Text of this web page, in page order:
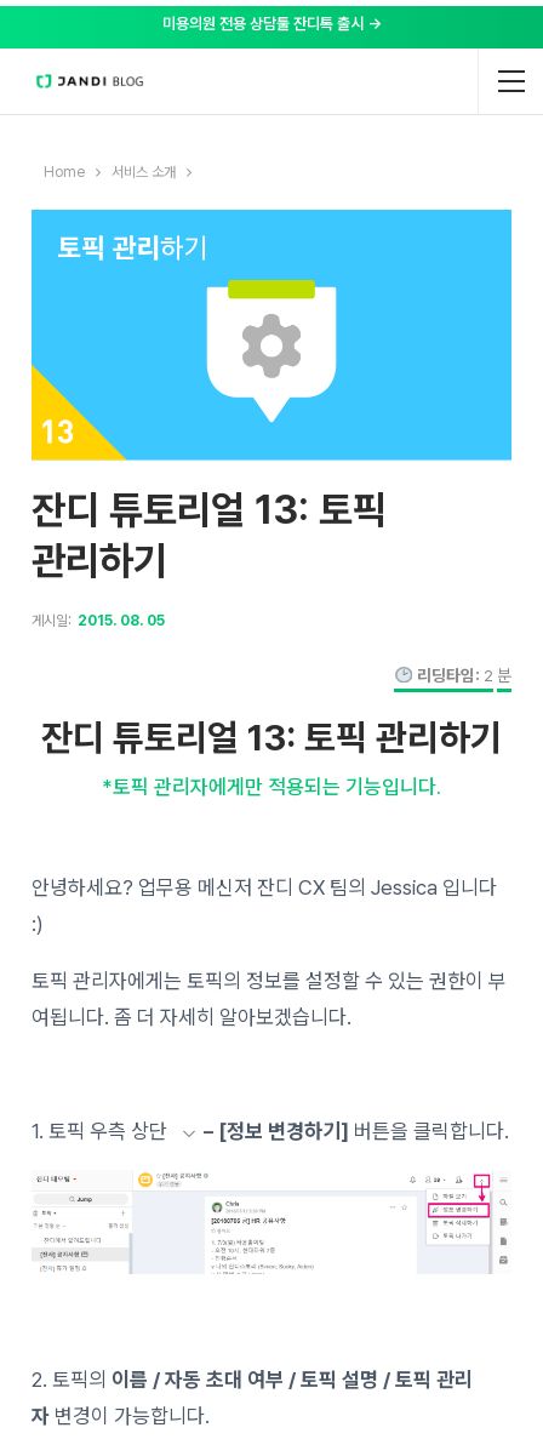
미용의원 전용 상담툴 잔디톡 출시 →
Home 서비스 소개
잔디 튜토리얼 13: 토픽
관리하기
게시일: 2015. 08. 05
리딩타임: 2 분
잔디 튜토리얼 13: 토픽 관리하기
*토픽 관리자에게만 적용되는 기능입니다.
안녕하세요? 업무용 메신저 잔디 CX 팀의 Jessica 입니다
:)
토픽 관리자에게는 토픽의 정보를 설정할 수 있는 권한이 부
여됩니다. 좀 더 자세히 알아보겠습니다.
1. 토픽 우측 상단 – [정보 변경하기] 버튼을 클릭합니다.
2. 토픽의 이름 / 자동 초대 여부 / 토픽 설명 / 토픽 관리
자 변경이 가능합니다.